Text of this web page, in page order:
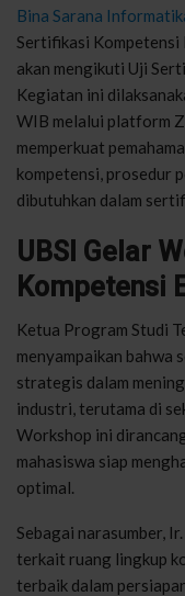
Bina Sarana
Sertifikasi Kompetensi
akan mengikuti Uji
Kegiatan ini
WIB melalui platform
memperkuat
kompetensi, prosedur
dibutuhkan dalam
UBSI Gelar
Kompetensi
Ketua Program Studi
menyampaikan bahwa
strategis dalam
industri, terutama di
Workshop ini
mahasiswa siap
optimal.
Sebagai narasumber, Ir.
terkait ruang lingkup
terbaik dalam